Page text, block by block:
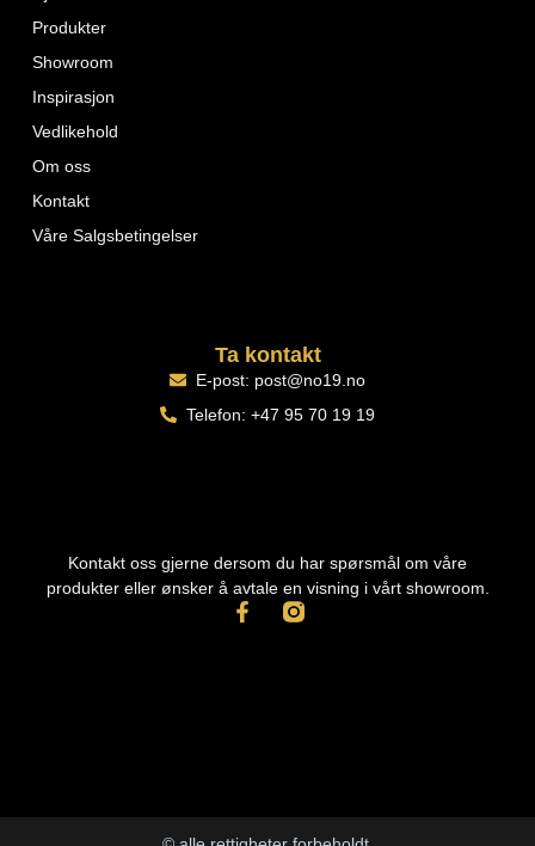
Kontakt oss gjerne dersom du har spørsmål om våre
produkter eller ønsker å avtale en visning i vårt showroom.
Produkter
Showroom
Inspirasjon
Vedlikehold
Om oss
Kontakt
Våre Salgsbetingelser
Ta kontakt
E-post: post@no19.no
Telefon: +47 95 70 19 19